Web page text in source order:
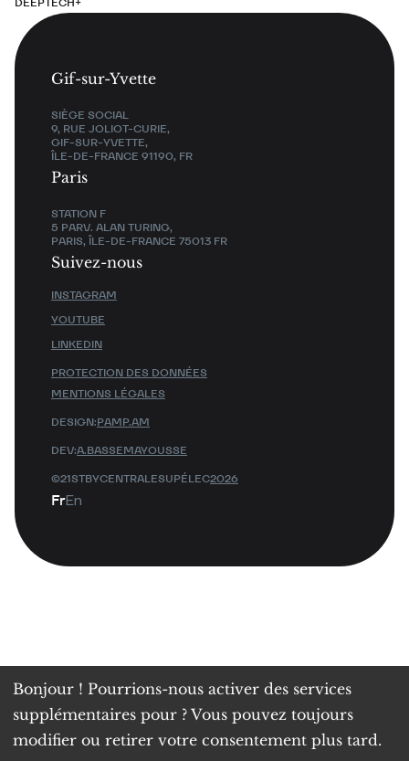
Gif-sur-Yvette
SIÈGE SOCIAL
9, RUE JOLIOT-CURIE,
GIF-SUR-YVETTE,
ÎLE-DE-FRANCE 91190, FR
Paris
STATION F
5 PARV. ALAN TURING,
PARIS, ÎLE-DE-FRANCE 75013 FR
Suivez-nous
INSTAGRAM
YOUTUBE
LINKEDIN
FrEn
©21STBYCENTRALESUPÉLEC2026
DESIGN:PAMP.AM
DEV:A.BASSEMAYOUSSE
PROTECTION DES DONNÉES
MENTIONS LÉGALES
Bonjour ! Pourrions-nous activer des services
supplémentaires pour ? Vous pouvez toujours
modifier ou retirer votre consentement plus tard.